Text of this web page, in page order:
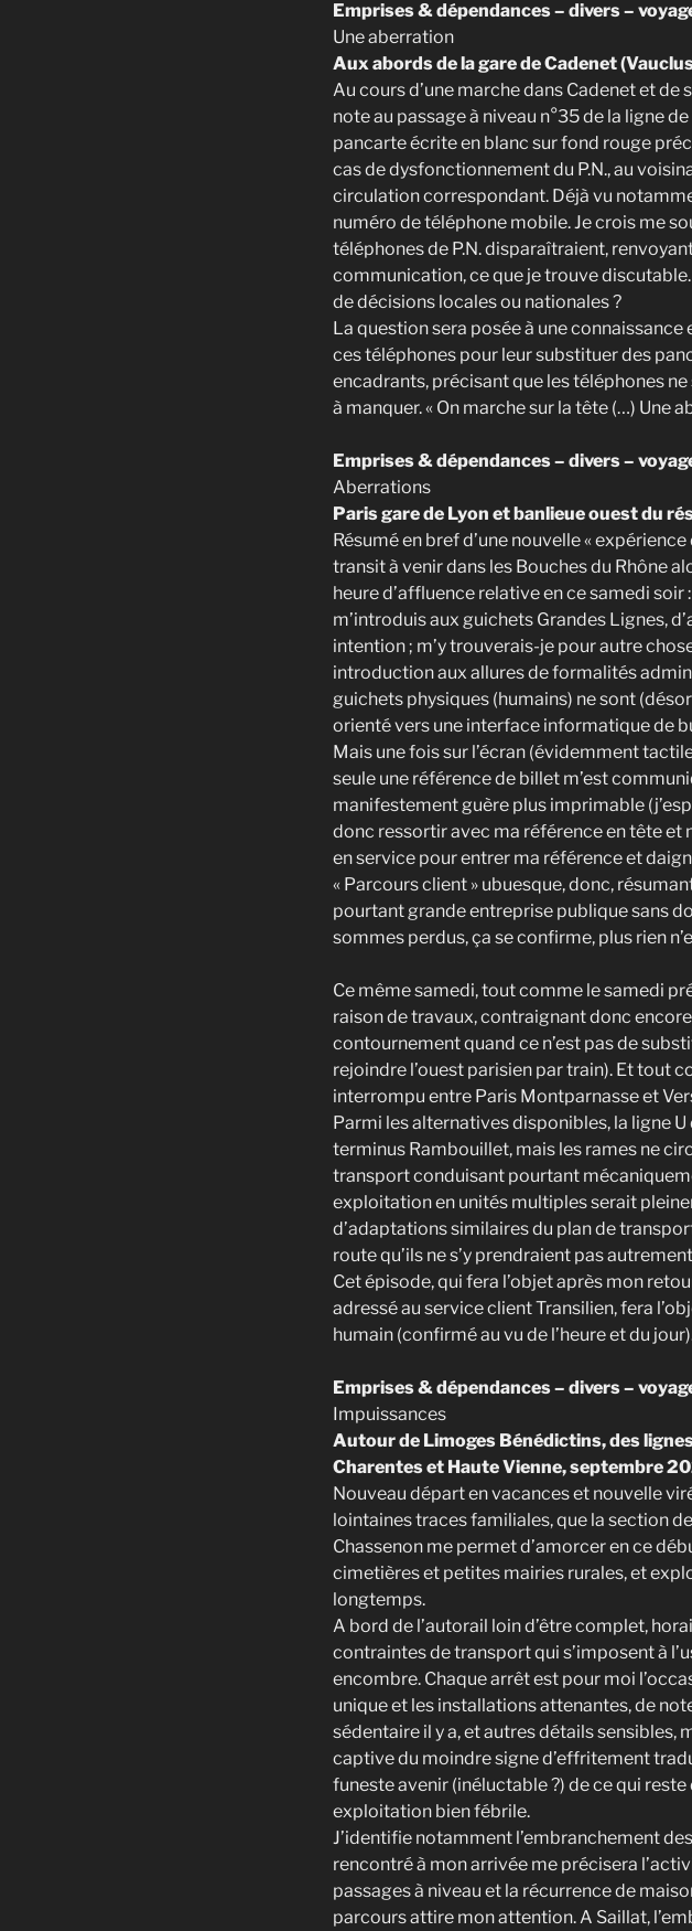
Emprises & dépendances – divers –
Une aberration
Aux abords de la gare de Cadenet
Au cours d’une marche dans Cadenet et
note au passage à niveau n°35 de la ligne
pancarte écrite en blanc sur fond rouge
cas de dysfonctionnement du P.N., au
circulation correspondant. Déjà vu
numéro de téléphone mobile. Je crois me
téléphones de P.N. disparaîtraient,
communication, ce que je trouve
de décisions locales ou nationales ?
La question sera posée à une
ces téléphones pour leur substituer des
encadrants, précisant que les téléphones
à manquer. « On marche sur la tête (…) Une
Emprises & dépendances – divers –
Aberrations
Paris gare de Lyon et banlieue ouest du
Résumé en bref d’une nouvelle «
transit à venir dans les Bouches du Rhône
heure d’affluence relative en ce samedi
m’introduis aux guichets Grandes Lignes,
intention ; m’y trouverais-je pour autre
introduction aux allures de formalités
guichets physiques (humains) ne sont
orienté vers une interface informatique de
Mais une fois sur l’écran (évidemment
seule une référence de billet m’est
manifestement guère plus imprimable
donc ressortir avec ma référence en tête et
en service pour entrer ma référence et
« Parcours client » ubuesque, donc,
pourtant grande entreprise publique sans
sommes perdus, ça se confirme, plus rien
Ce même samedi, tout comme le samedi
raison de travaux, contraignant donc
contournement quand ce n’est pas de
rejoindre l’ouest parisien par train). Et tout
interrompu entre Paris Montparnasse et
Parmi les alternatives disponibles, la ligne
terminus Rambouillet, mais les rames ne
transport conduisant pourtant
exploitation en unités multiples serait
d’adaptations similaires du plan de
route qu’ils ne s’y prendraient pas
Cet épisode, qui fera l’objet après mon
adressé au service client Transilien, fera
humain (confirmé au vu de l’heure et du
Emprises & dépendances – divers –
Impuissances
Autour de Limoges Bénédictins, des
Charentes et Haute Vienne, septembre
Nouveau départ en vacances et nouvelle
lointaines traces familiales, que la section
Chassenon me permet d’amorcer en ce
cimetières et petites mairies rurales, et
longtemps.
A bord de l’autorail loin d’être complet,
contraintes de transport qui s’imposent à
encombre. Chaque arrêt est pour moi
unique et les installations attenantes, de
sédentaire il y a, et autres détails sensibles,
captive du moindre signe d’effritement
funeste avenir (inéluctable ?) de ce qui
exploitation bien fébrile.
J’identifie notamment l’embranchement
rencontré à mon arrivée me précisera
passages à niveau et la récurrence de
parcours attire mon attention. A Saillat,